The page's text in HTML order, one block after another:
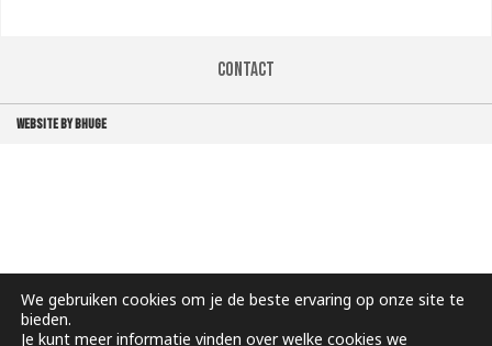
Contact
WEBSITE BY BHUGE
We gebruiken cookies om je de beste ervaring op onze site te
bieden.
Je kunt meer informatie vinden over welke cookies we